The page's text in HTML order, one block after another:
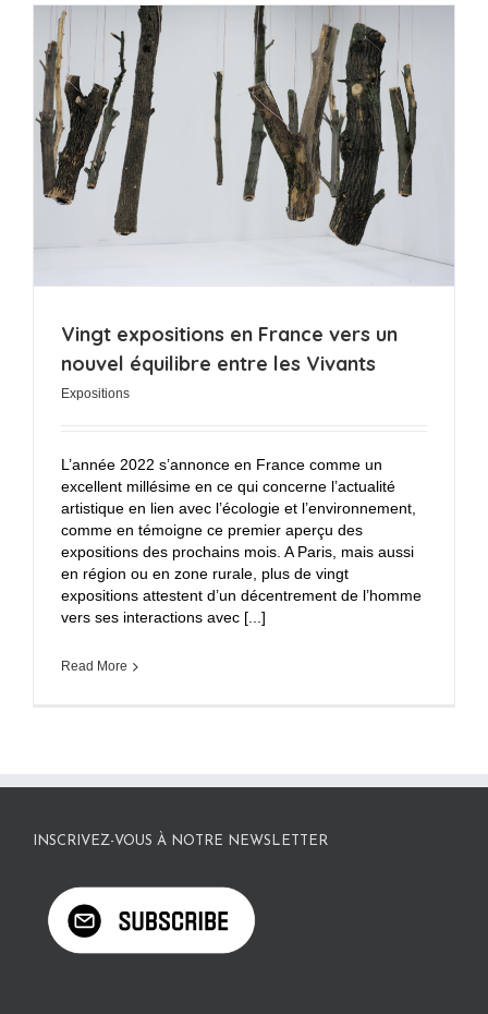
Vingt expositions en France vers un
nouvel équilibre entre les Vivants
Expositions
L’année 2022 s’annonce en France comme un
excellent millésime en ce qui concerne l’actualité
artistique en lien avec l’écologie et l’environnement,
comme en témoigne ce premier aperçu des
expositions des prochains mois. A Paris, mais aussi
en région ou en zone rurale, plus de vingt
expositions attestent d’un décentrement de l’homme
vers ses interactions avec [...]
Read More
INSCRIVEZ-VOUS À NOTRE NEWSLETTER